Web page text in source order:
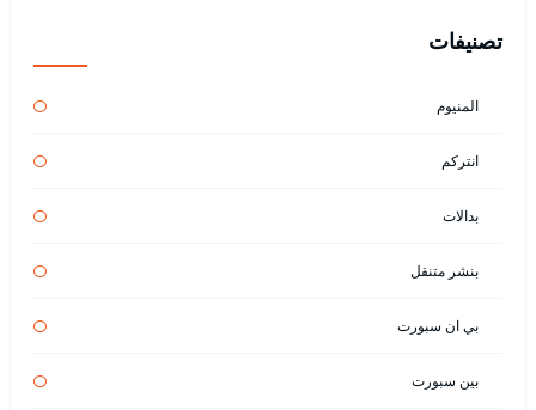
تصنيفات
المنيوم
انتركم
بدالات
بنشر متنقل
بي ان سبورت
بين سبورت